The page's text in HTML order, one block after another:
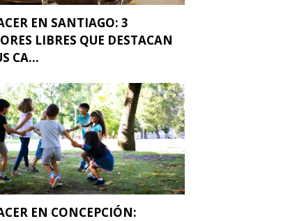
EN SANTIAGO: 3
LIBRES QUE DESTACAN
CA...
EN CONCEPCIÓN: